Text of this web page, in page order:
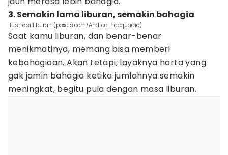
3. Semakin lama liburan, semakin bahagia
ilustrasi liburan (pexels.com/Andrea Piacquadio)
Saat kamu liburan, dan benar-benar
menikmatinya, memang bisa memberi
kebahagiaan. Akan tetapi, layaknya harta yang
gak jamin bahagia ketika jumlahnya semakin
meningkat, begitu pula dengan masa liburan.